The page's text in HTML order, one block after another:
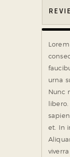
urna
Nunc
et. In